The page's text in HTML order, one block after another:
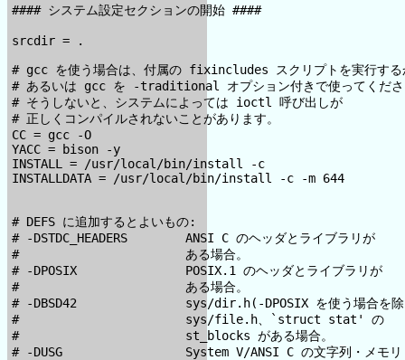
#### システム設定セクションの開始 ####
srcdir = .
# gcc を使う場合は、付属の fixincludes スクリプトを実行する
# あるいは gcc を -traditional オプション付きで使ってくださ
# そうしないと、システムによっては ioctl 呼び出しが
# 正しくコンパイルされないことがあります。
CC = gcc -O
YACC = bison -y
INSTALL = /usr/local/bin/install -c
INSTALLDATA = /usr/local/bin/install -c -m 644
# DEFS に追加するとよいもの:
# -DSTDC_HEADERS        ANSI C のヘッダとライブラリが
#                       ある場合。
# -DPOSIX               POSIX.1 のヘッダとライブラリが
#                       ある場合。
# -DBSD42               sys/dir.h(-DPOSIX を使う場合を除
#                       sys/file.h、`struct stat' の
#                       st_blocks がある場合。
# -DUSG                 System V/ANSI C の文字列・メモリ